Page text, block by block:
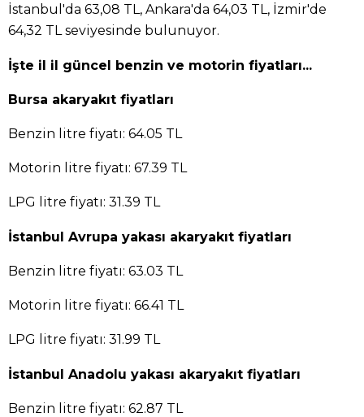
İstanbul'da 63,08 TL, Ankara'da 64,03 TL, İzmir'de
64,32 TL seviyesinde bulunuyor.
İşte il il güncel benzin ve motorin fiyatları...
Bursa akaryakıt fiyatları
Benzin litre fiyatı: 64.05 TL
Motorin litre fiyatı: 67.39 TL
LPG litre fiyatı: 31.39 TL
İstanbul Avrupa yakası akaryakıt fiyatları
Benzin litre fiyatı: 63.03 TL
Motorin litre fiyatı: 66.41 TL
LPG litre fiyatı: 31.99 TL
İstanbul Anadolu yakası akaryakıt fiyatları
Benzin litre fiyatı: 62.87 TL